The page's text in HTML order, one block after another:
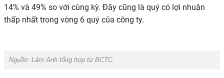
14% và 49% so với cùng kỳ. Đây cũng là quý có lợi nhuận
thấp nhất trong vòng 6 quý của công ty.
Nguồn: Lâm Anh tổng hợp từ BCTC.